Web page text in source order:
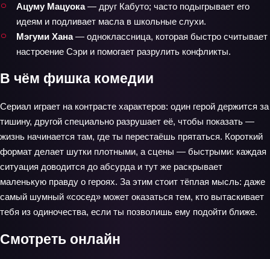
Ацуму Мацуока— друг Кабуто; часто подыгрывает его
идеям и подливает масла в школьные слухи.
Мэгуми Хана— одноклассница, которая быстро считывает
настроение Сэри и помогает разрулить конфликты.
В чём фишка комедии
Сериал играет на контрасте характеров: один герой держится за
тишину, другой специально разрушает её, чтобы показать —
жизнь начинается там, где ты перестаёшь прятаться. Короткий
формат делает шутки плотными, а сцены — быстрыми: каждая
ситуация доводится до абсурда и тут же раскрывает
маленькую правду о героях. За этим стоит тёплая мысль: даже
самый шумный «сосед» может оказаться тем, кто вытаскивает
тебя из одиночества, если ты позволишь ему подойти ближе.
Смотреть онлайн